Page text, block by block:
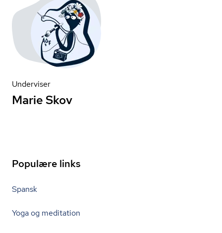
Underviser
Marie Skov
Populære links
Spansk
Yoga og meditation